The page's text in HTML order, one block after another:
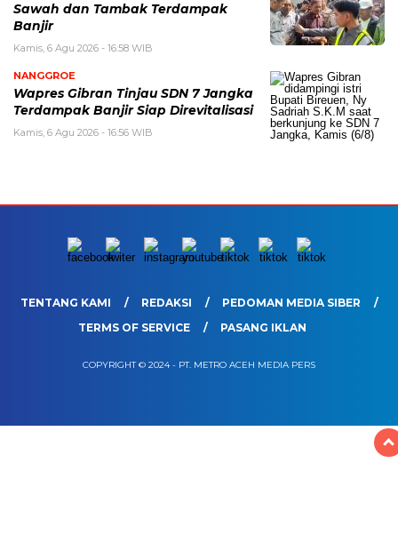
Sawah dan Tambak Terdampak
Banjir
Kamis, 6 Agu 2026 - 16:58 WIB
NANGGROE
Wapres Gibran Tinjau SDN 7 Jangka
Terdampak Banjir Siap Direvitalisasi
Kamis, 6 Agu 2026 - 16:56 WIB
TENTANG KAMI REDAKSI
PEDOMAN MEDIA SIBER
TERMS OF SERVICE
PASANG IKLAN
COPYRIGHT © 2024 - PT. METRO ACEH MEDIA PERS